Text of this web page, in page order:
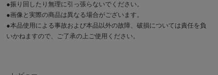
●振り回したり無理に引っ張らないでください。
●画像と実際の商品は異なる場合がございます。
●本品使用による事故および本品以外の故障、破損については責任を負
いかねますので、ご了承の上ご使用ください。